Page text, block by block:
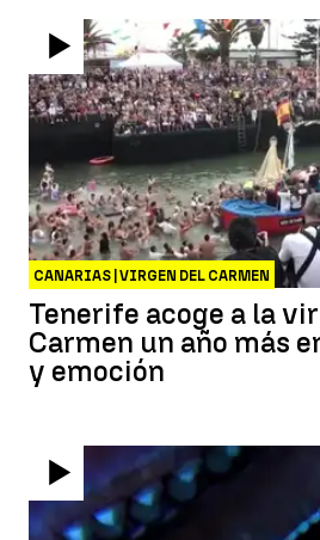
CANARIAS | VIRGEN DEL CARMEN
Tenerife acoge a la
Carmen un año más
y emoción